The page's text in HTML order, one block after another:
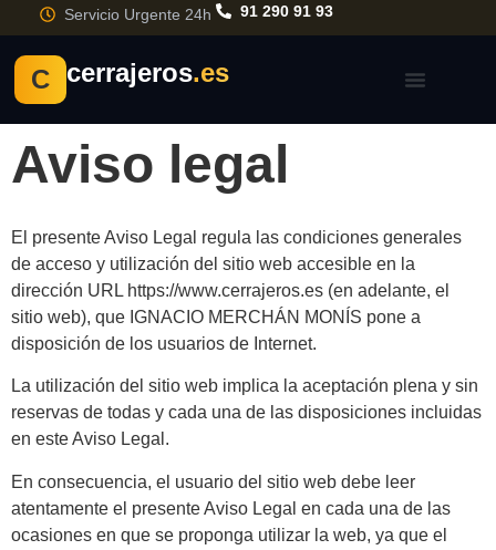
Servicio Urgente 24h 91 290 91 93
C cerrajeros.es
Aviso legal
El presente Aviso Legal regula las condiciones generales
de acceso y utilización del sitio web accesible en la
dirección URL https://www.cerrajeros.es (en adelante, el
sitio web), que IGNACIO MERCHÁN MONÍS pone a
disposición de los usuarios de Internet.
La utilización del sitio web implica la aceptación plena y sin
reservas de todas y cada una de las disposiciones incluidas
en este Aviso Legal.
En consecuencia, el usuario del sitio web debe leer
atentamente el presente Aviso Legal en cada una de las
ocasiones en que se proponga utilizar la web, ya que el